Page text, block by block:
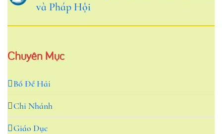
và Pháp Hội
Chuyên Mục
Bồ Đề Hải
Chi Nhánh
Giáo Dục